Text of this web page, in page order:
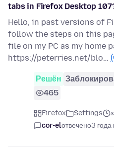
tabs in Firefox Desktop
Hello, in past versions of
follow the steps on this
file on my PC as my home
https://peterries.net/blo…
Решён
465
Firefox Settings
cor-elотвечено3 года